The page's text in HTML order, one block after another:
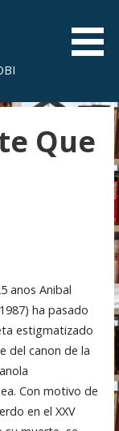
Que
anos Anibal
ha pasado
estigmatizado
del canon de la
Con motivo de
en el XXV